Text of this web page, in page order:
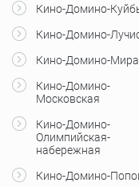
Кино-Домино-
Кино-Домино-
Кино-Домино-Мира
Кино-Домино-
Московская
Кино-Домино-
Олимпийская-
набережная
Кино-Домино-